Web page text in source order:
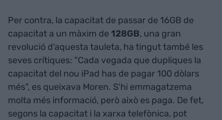
Per contra, la capacitat de passar de 16GB de
capacitat a un màxim de 128GB, una gran
revolució d'aquesta tauleta, ha tingut també les
seves crítiques: "Cada vegada que dupliques la
capacitat del nou iPad has de pagar 100 dòlars
més", es queixava Moren. S'hi emmagatzema
molta més informació, però això es paga. De fet,
segons la capacitat i la xarxa telefònica, pot